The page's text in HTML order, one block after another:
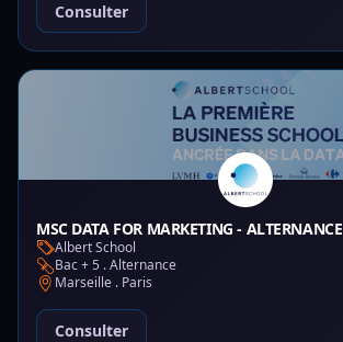
Consulter
MSC DATA FOR MARKETING - ALTERNANCE
Albert School
Bac + 5 . Alternance
Marseille . Paris
Consulter